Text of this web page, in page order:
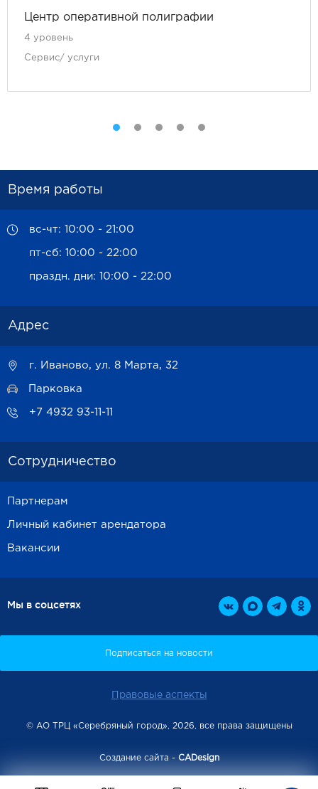
Центр оперативной полиграфии
4 уровень
Сервис/ услуги
Время работы
вс-чт: 10:00 - 21:00
пт-сб: 10:00 - 22:00
праздн. дни: 10:00 - 22:00
Адрес
г. Иваново, ул. 8 Марта, 32
Парковка
+7 4932 93-11-11
Сотрудничество
Партнерам
Личный кабинет арендатора
Вакансии
Мы в соцсетях
Правовые аспекты
© АО ТРЦ «Серебряный город», 2026, все права защищены
Создание сайта - CADesign